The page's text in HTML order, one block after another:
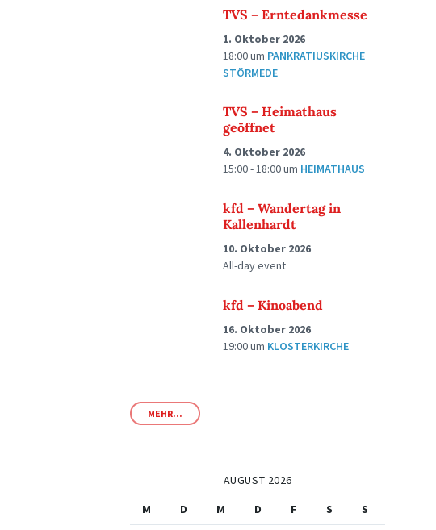
TVS – Erntedankmesse
1. Oktober 2026
18:00um PANKRATIUSKIRCHE
STÖRMEDE
TVS – Heimathaus
geöffnet
4. Oktober 2026
15:00 - 18:00um HEIMATHAUS
kfd – Wandertag in
Kallenhardt
10. Oktober 2026
All-day event
kfd – Kinoabend
16. Oktober 2026
19:00um KLOSTERKIRCHE
MEHR...
AUGUST 2026
M
D M D F S
S